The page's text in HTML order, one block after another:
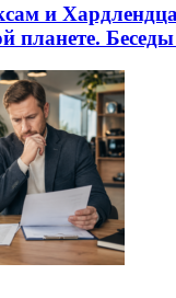
и
планете.